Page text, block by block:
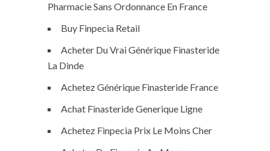
Pharmacie Sans Ordonnance En France
Buy Finpecia Retail
Acheter Du Vrai Générique Finasteride
La Dinde
Achetez Générique Finasteride France
Achat Finasteride Generique Ligne
Achetez Finpecia Prix Le Moins Cher